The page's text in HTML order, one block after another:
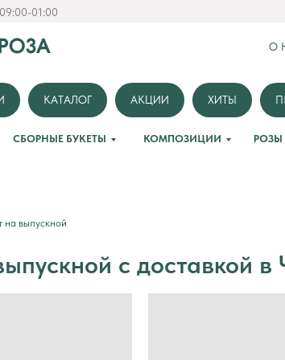
01:00
О
КАТАЛОГ АКЦИИ ХИТЫ
СБОРНЫЕ БУКЕТЫ КОМПОЗИЦИИ РОЗЫ
с доставкой в
на выпускной